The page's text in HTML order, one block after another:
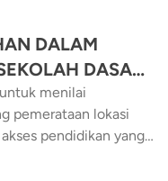
DALAM
DASAR
STUDI
menilai
pemerataan lokasi
pendidikan yang